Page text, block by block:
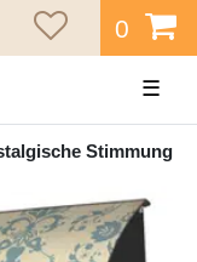
0
☰
Stimmung